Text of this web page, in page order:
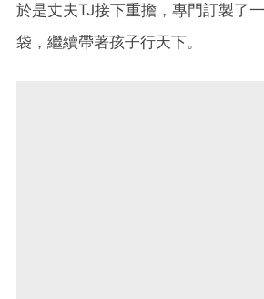
於是丈夫TJ接下重擔，專門訂製了
袋，繼續帶著孩子行天下。